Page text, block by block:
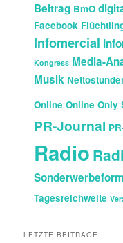
Beitrag BmO
Facebook
Infomercial
Kongress Media-
Musik
Online Online Only
PR-Journal
Radio
Tagesreichweite
LETZTE BEITRÄGE